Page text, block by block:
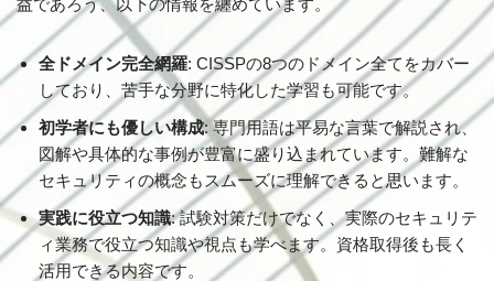
益であろう、以下の情報を纏めています。
全ドメイン完全網羅: CISSPの8つのドメイン全てをカバー
しており、苦手な分野に特化した学習も可能です。
初学者にも優しい構成: 専門用語は平易な言葉で解説され、
図解や具体的な事例が豊富に盛り込まれています。難解な
セキュリティの概念もスムーズに理解できると思います。
実践に役立つ知識: 試験対策だけでなく、実際のセキュリテ
ィ業務で役立つ知識や視点も学べます。資格取得後も長く
活用できる内容です。